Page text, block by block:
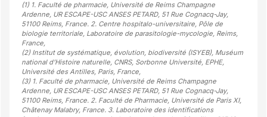
(1) 1. Faculté de pharmacie, Université de Reims Champagne
Ardenne, UR ESCAPE-USC ANSES PETARD, 51 Rue Cognacq-Jay,
51100 Reims, France. 2. Centre hospitalo-universitaire, Pôle de
biologie territoriale, Laboratoire de parasitologie-mycologie, Reims,
France,
(2) Institut de systématique, évolution, biodiversité (ISYEB), Muséum
national d’Histoire naturelle, CNRS, Sorbonne Université, EPHE,
Université des Antilles, Paris, France,
(3) 1. Faculté de pharmacie, Université de Reims Champagne
Ardenne, UR ESCAPE-USC ANSES PETARD, 51 Rue Cognacq-Jay,
51100 Reims, France. 2. Faculté de Pharmacie, Université de Paris XI,
Châtenay Malabry, France. 3. Laboratoire des identifications